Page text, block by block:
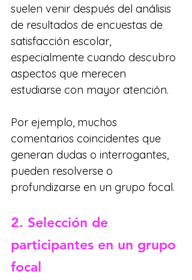
suelen venir después del análisis
de resultados de encuestas de
satisfacción escolar,
especialmente cuando descubro
aspectos que merecen
estudiarse con mayor atención.
Por ejemplo, muchos
comentarios coincidentes que
generan dudas o interrogantes,
pueden resolverse o
profundizarse en un grupo focal.
2. Selección de
participantes en un grupo
focal